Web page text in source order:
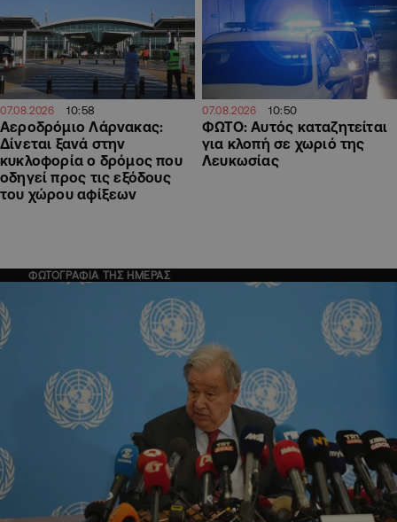
07.08.2026 10:58
Αεροδρόμιο Λάρνακας:
Δίνεται ξανά στην
κυκλοφορία ο δρόμος που
οδηγεί προς τις εξόδους
του χώρου αφίξεων
07.08.2026 10:50
ΦΩΤΟ: Αυτός καταζητείται
για κλοπή σε χωριό της
Λευκωσίας
ΦΩΤΟΓΡΑΦΙΑ ΤΗΣ ΗΜΕΡΑΣ